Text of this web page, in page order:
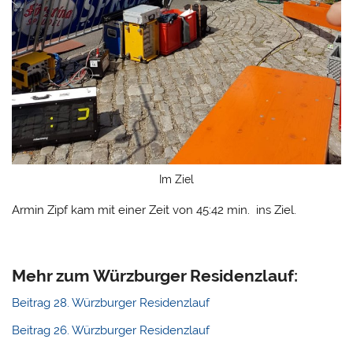
Im Ziel
Armin Zipf kam mit einer Zeit von 45:42 min. ins Ziel.
Mehr zum Würzburger Residenzlauf:
Beitrag 28. Würzburger Residenzlauf
Beitrag 26. Würzburger Residenzlauf